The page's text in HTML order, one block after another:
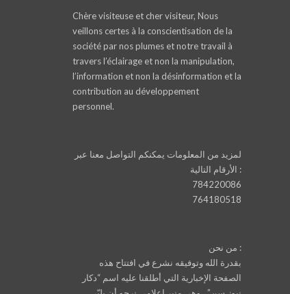
Chère visiteuse et cher visiteur, Nous
veillons certes à la conscientisation de la
société par nos plumes et notre travail à
travers l’éclairage et non la manipulation,
l’information et non la désinformation et la
contribution au développement
personnel.
لمزيد من المعلومات يمكنكم التواصل معنا عبر
الأرقام التالية :
784220086
764180518
من نحن :
بقدرة الله وتوفيقه نشرع في افتتاح هذه
الصفحة الإخبارية التي أطلقنا عليه اسم “دكار